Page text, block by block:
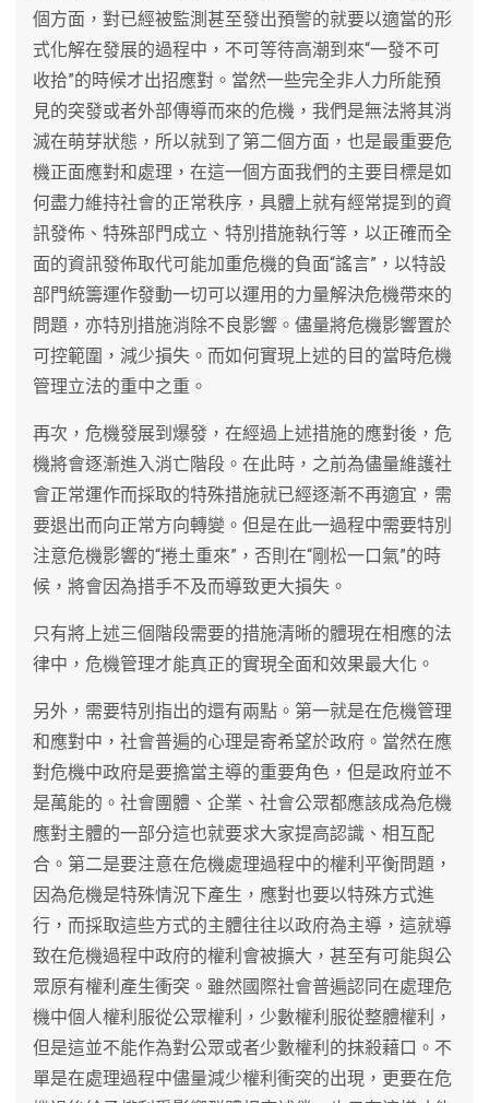
個方面，對已經被監測甚至發出預警的就要以適當的形
式化解在發展的過程中，不可等待高潮到來“一發不可
收拾”的時候才出招應對。當然一些完全非人力所能預
見的突發或者外部傳導而來的危機，我們是無法將其消
滅在萌芽狀態，所以就到了第二個方面，也是最重要危
機正面應對和處理，在這一個方面我們的主要目標是如
何盡力維持社會的正常秩序，具體上就有經常提到的資
訊發佈、特殊部門成立、特別措施執行等，以正確而全
面的資訊發佈取代可能加重危機的負面“謠言”，以特設
部門統籌運作發動一切可以運用的力量解決危機帶來的
問題，亦特別措施消除不良影響。儘量將危機影響置於
可控範圍，減少損失。而如何實現上述的目的當時危機
管理立法的重中之重。
再次，危機發展到爆發，在經過上述措施的應對後，危
機將會逐漸進入消亡階段。在此時，之前為儘量維護社
會正常運作而採取的特殊措施就已經逐漸不再適宜，需
要退出而向正常方向轉變。但是在此一過程中需要特別
注意危機影響的“捲土重來”，否則在“剛松一口氣”的時
候，將會因為措手不及而導致更大損失。
只有將上述三個階段需要的措施清晰的體現在相應的法
律中，危機管理才能真正的實現全面和效果最大化。
另外，需要特別指出的還有兩點。第一就是在危機管理
和應對中，社會普遍的心理是寄希望於政府。當然在應
對危機中政府是要擔當主導的重要角色，但是政府並不
是萬能的。社會團體、企業、社會公眾都應該成為危機
應對主體的一部分這也就要求大家提高認識、相互配
合。第二是要注意在危機處理過程中的權利平衡問題，
因為危機是特殊情況下產生，應對也要以特殊方式進
行，而採取這些方式的主體往往以政府為主導，這就導
致在危機過程中政府的權利會被擴大，甚至有可能與公
眾原有權利產生衝突。雖然國際社會普遍認同在處理危
機中個人權利服從公眾權利，少數權利服從整體權利，
但是這並不能作為對公眾或者少數權利的抹殺藉口。不
單是在處理過程中儘量減少權利衝突的出現，更要在危